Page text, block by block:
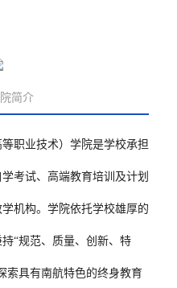
简介
职业技术）学院是学校承担
考试、高端教育培训及计划
机构。学院依托学校雄厚的
“规范、质量、创新、特
索具有南航特色的终身教育